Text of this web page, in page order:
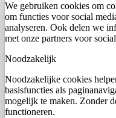
We gebruiken cookies om
om functies voor social
analyseren. Ook delen we
met onze partners voor
Noodzakelijk
Noodzakelijke cookies
basisfuncties als
mogelijk te maken. Zonder
functioneren.